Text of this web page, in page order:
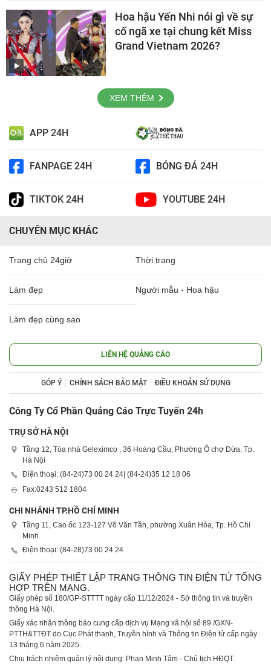
Hoa hậu Yến Nhi nói gì về sự
cố ngã xe tại chung kết Miss
Grand Vietnam 2026?
XEM THÊM
APP 24H
FANPAGE 24H BÓNG ĐÁ 24H
TIKTOK 24H YOUTUBE 24H
CHUYÊN MỤC KHÁC
Trang chủ 24giờ Thời trang
Làm đẹp Người mẫu - Hoa hậu
Làm đẹp cùng sao
LIÊN HỆ QUẢNG CÁO
GÓP Ý CHÍNH SÁCH BẢO MẬT ĐIỀU KHOẢN SỬ DỤNG
Công Ty Cổ Phần Quảng Cáo Trực Tuyến 24h
TRỤ SỞ HÀ NỘI
Tầng 12, Tòa nhà Geleximco , 36 Hoàng Cầu, Phường Ô chợ Dừa, Tp.
Hà Nội
Điện thoại: (84-24)73 00 24 24 | (84-24)35 12 18 06
Fax:0243 512 1804
CHI NHÁNH TP.HỒ CHÍ MINH
Tầng 11, Cao ốc 123-127 Võ Văn Tần, phường Xuân Hòa, Tp. Hồ Chí
Minh.
Điện thoại: (84-28)73 00 24 24
GIẤY PHÉP THIẾT LẬP TRANG THÔNG TIN ĐIỆN TỬ TỔNG
HỢP TRÊN MẠNG.
Giấy phép số 180/GP-STTTT ngày cấp 11/12/2024 - Sở thông tin và truyền
thông Hà Nội.
Giấy xác nhận thông báo cung cấp dịch vụ Mạng xã hội số 89 /GXN-
PTTH&TTĐT do Cục Phát thanh, Truyền hình và Thông tin Điện tử cấp ngày
13 tháng 6 năm 2025.
Chịu trách nhiệm quản lý nội dung: Phan Minh Tâm - Chủ tịch HĐQT.